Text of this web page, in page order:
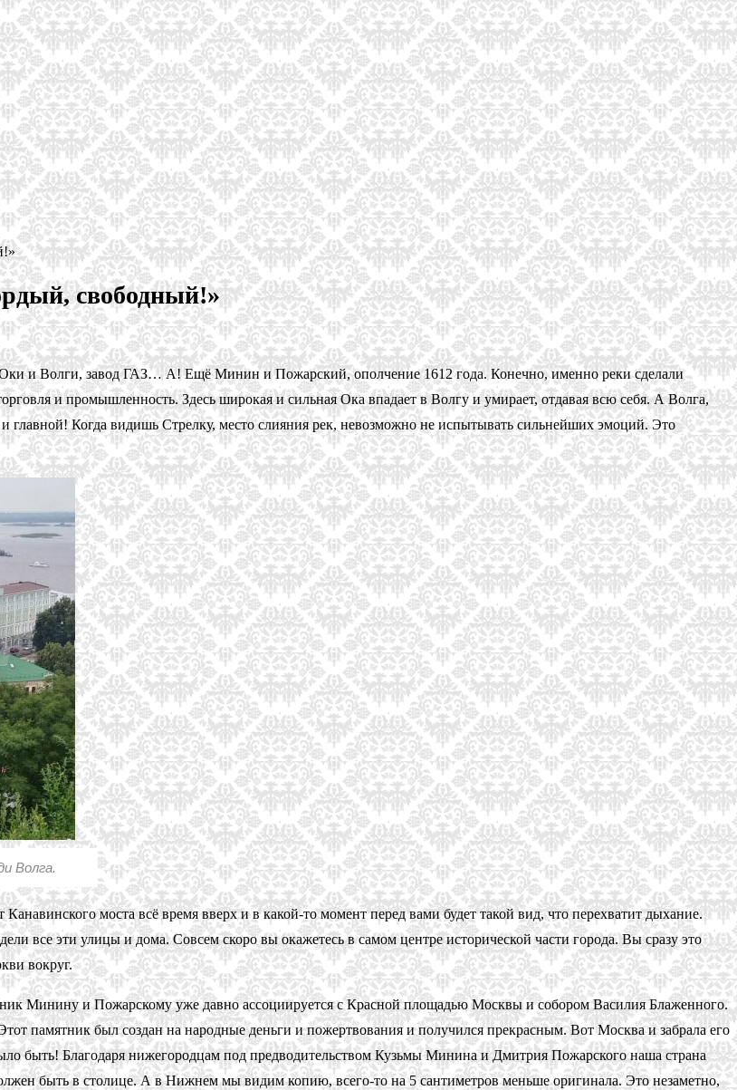
свободный!»
и Волги, завод ГАЗ… А! Ещё Минин и Пожарский, ополчение 1612 года. Конечно, именно реки сделали
и промышленность. Здесь широкая и сильная Ока впадает в Волгу и умирает, отдавая всю себя. А Волга,
Когда видишь Стрелку, место слияния рек, невозможно не испытывать сильнейших эмоций. Это
Волга.
моста всё время вверх и в какой-то момент перед вами будет такой вид, что перехватит дыхание.
все эти улицы и дома. Совсем скоро вы окажетесь в самом центре исторической части города. Вы сразу это
вокруг.
Минину и Пожарскому уже давно ассоциируется с Красной площадью Москвы и собором Василия Блаженного.
памятник был создан на народные деньги и пожертвования и получился прекрасным. Вот Москва и забрала его
быть! Благодаря нижегородцам под предводительством Кузьмы Минина и Дмитрия Пожарского наша страна
быть в столице. А в Нижнем мы видим копию, всего-то на 5 сантиметров меньше оригинала. Это незаметно,